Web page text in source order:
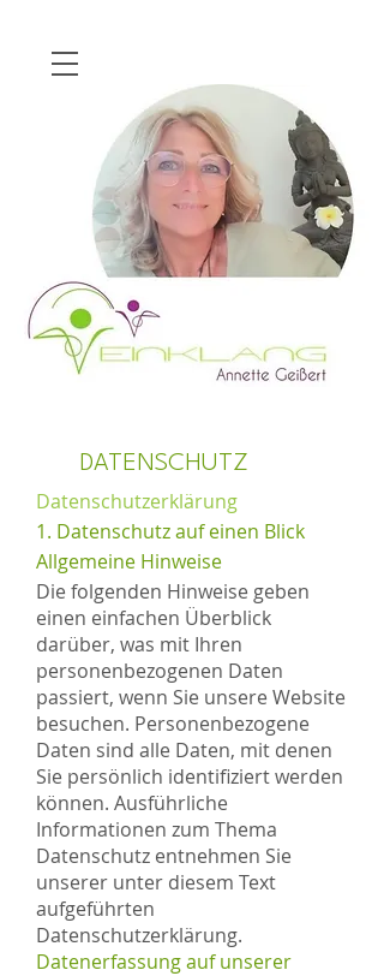
DATENSCHUTZ
Datenschutzerklärung
1. Datenschutz auf einen Blick
Allgemeine Hinweise
Die folgenden Hinweise geben
einen einfachen Überblick
darüber, was mit Ihren
personenbezogenen Daten
passiert, wenn Sie unsere Website
besuchen. Personenbezogene
Daten sind alle Daten, mit denen
Sie persönlich identifiziert werden
können. Ausführliche
Informationen zum Thema
Datenschutz entnehmen Sie
unserer unter diesem Text
aufgeführten
Datenschutzerklärung.
Datenerfassung auf unserer